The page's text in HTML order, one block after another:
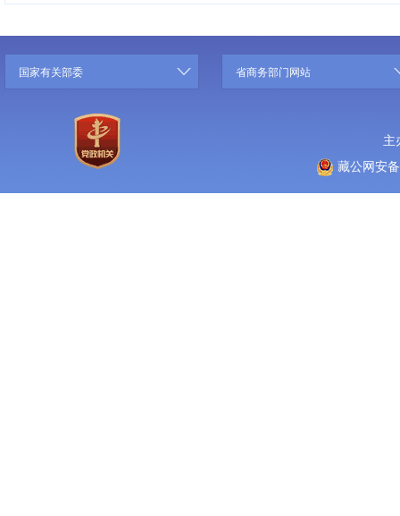
国家有关部委 省商务部门网站
主
藏公网安备